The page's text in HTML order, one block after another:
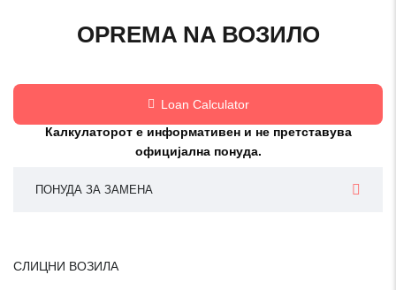
OPREMA NA ВОЗИЛО
Loan Calculator
Калкулаторот е информативен и не претставува
официјална понуда.
ПОНУДА ЗА ЗАМЕНА
СЛИЦНИ ВОЗИЛА